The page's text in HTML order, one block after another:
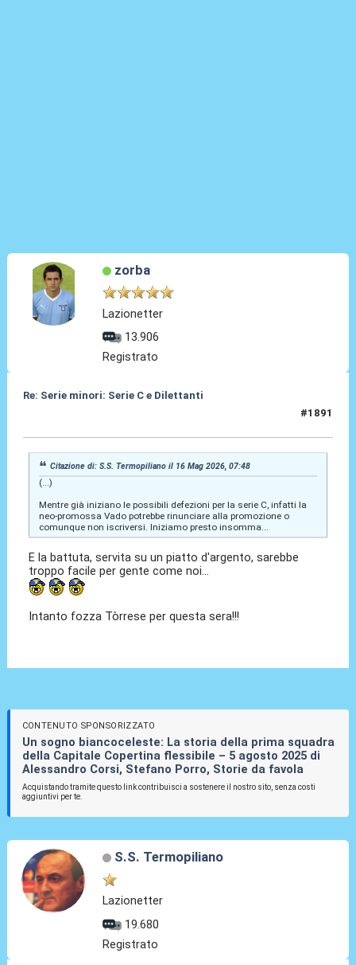
zorba
Lazionetter
13.906
Registrato
Re: Serie minori: Serie C e Dilettanti
#1891
Citazione di: S.S. Termopiliano il 16 Mag 2026, 07:48
(...)
Mentre già iniziano le possibili defezioni per la serie C, infatti la
neo-promossa Vado potrebbe rinunciare alla promozione o
comunque non iscriversi. Iniziamo presto insomma...
E la battuta, servita su un piatto d'argento, sarebbe
troppo facile per gente come noi...
Intanto fozza Tòrrese per questa sera!!!
CONTENUTO SPONSORIZZATO
Un sogno biancoceleste: La storia della prima squadra
della Capitale Copertina flessibile – 5 agosto 2025 di
Alessandro Corsi, Stefano Porro, Storie da favola
Acquistando tramite questo link contribuisci a sostenere il nostro sito, senza costi
aggiuntivi per te.
S.S. Termopiliano
Lazionetter
19.680
Registrato